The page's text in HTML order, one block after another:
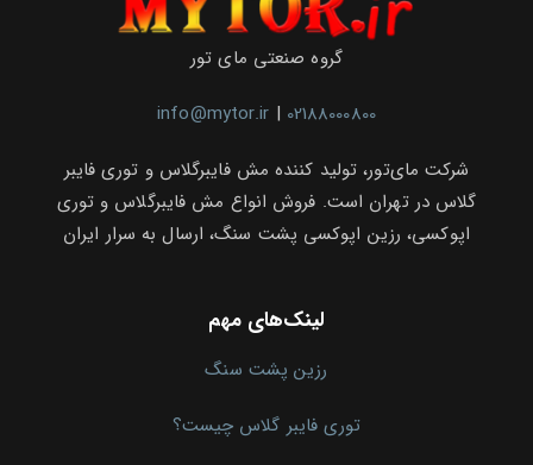
گروه صنعتی مای تور
info@mytor.ir | 02188000800
شرکت مای‌تور، تولید کننده مش فایبرگلاس و توری فایبر
گلاس در تهران است. فروش انواع مش فایبرگلاس و توری
اپوکسی، رزین اپوکسی پشت سنگ، ارسال به سرار ایران
لینک‌های مهم
رزین پشت سنگ
توری فایبر گلاس چیست؟